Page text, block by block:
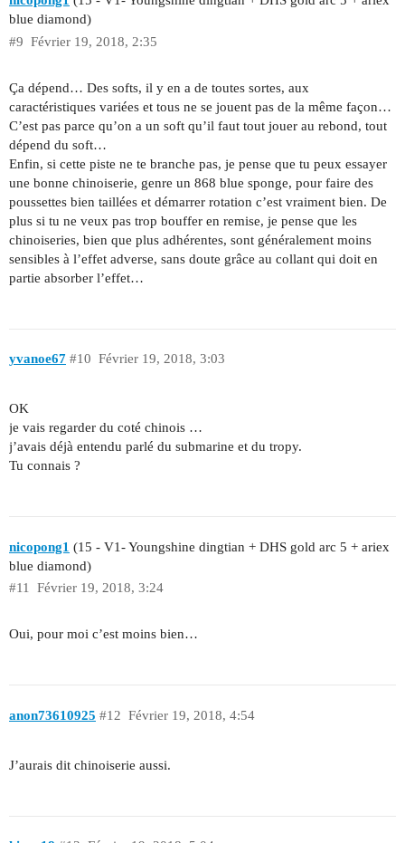
blue diamond)
Février 19, 2018, 2:35
#9
Ça dépend… Des softs, il y en a de toutes sortes, aux
caractéristiques variées et tous ne se jouent pas de la même façon…
C’est pas parce qu’on a un soft qu’il faut tout jouer au rebond, tout
dépend du soft…
Enfin, si cette piste ne te branche pas, je pense que tu peux essayer
une bonne chinoiserie, genre un 868 blue sponge, pour faire des
poussettes bien taillées et démarrer rotation c’est vraiment bien. De
plus si tu ne veux pas trop bouffer en remise, je pense que les
chinoiseries, bien que plus adhérentes, sont généralement moins
sensibles à l’effet adverse, sans doute grâce au collant qui doit en
partie absorber l’effet…
yvanoe67 Février 19, 2018, 3:03
#10
OK
je vais regarder du coté chinois …
j’avais déjà entendu parlé du submarine et du tropy.
Tu connais ?
nicopong1 (15 - V1- Youngshine dingtian + DHS gold arc 5 + ariex
blue diamond)
Février 19, 2018, 3:24
#11
Oui, pour moi c’est moins bien…
anon73610925 Février 19, 2018, 4:54
#12
J’aurais dit chinoiserie aussi.